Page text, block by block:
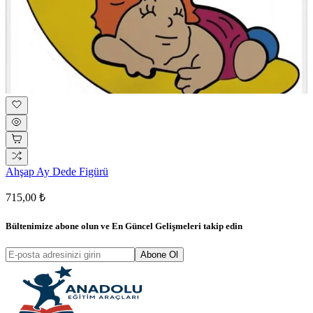
Ahşap Ay Dede Figürü
715,00 ₺
Bültenimize abone olun ve En Güncel Gelişmeleri takip edin
Abone Ol